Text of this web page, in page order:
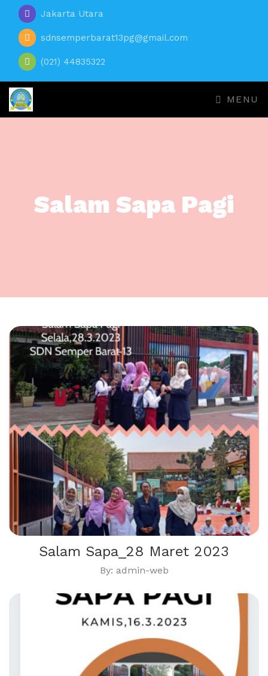
Jakarta Utara
sdnsemperbarat13pg@gmail.com
(021) 44835322
MENU
Salam Sapa Pagi
Salam Sapa_28 Maret 2023
By: admin-web